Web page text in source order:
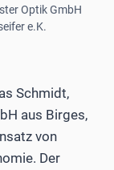
Optik GmbH
e.K.
Schmidt,
aus Birges,
von
Der